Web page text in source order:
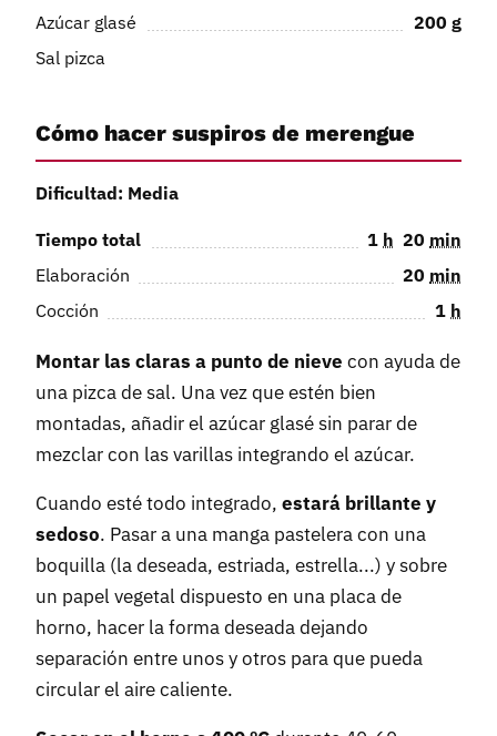
Azúcar glasé
200 g
Sal pizca
Cómo hacer suspiros de merengue
Dificultad: Media
Tiempo total 1 h 20 min
Elaboración
20 min
Cocción
1 h
Montar las claras a punto de nieve con ayuda de
una pizca de sal. Una vez que estén bien
montadas, añadir el azúcar glasé sin parar de
mezclar con las varillas integrando el azúcar.
Cuando esté todo integrado, estará brillante y
sedoso. Pasar a una manga pastelera con una
boquilla (la deseada, estriada, estrella...) y sobre
un papel vegetal dispuesto en una placa de
horno, hacer la forma deseada dejando
separación entre unos y otros para que pueda
circular el aire caliente.